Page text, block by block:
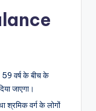
59 वर्ष के बीच के
जाएगा।
श्रमिक वर्ग के लोगों